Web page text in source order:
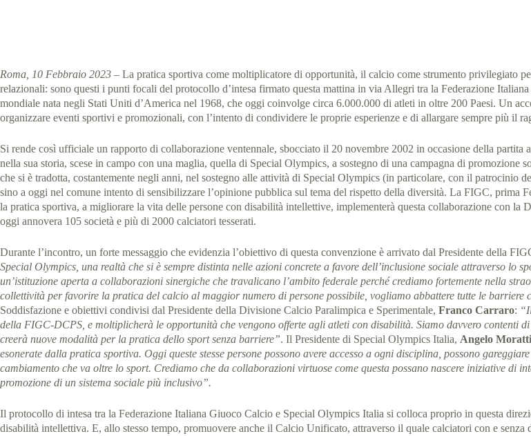
Roma, 10 Febbraio 2023 – La pratica sportiva come moltiplicatore di opportunità, il calcio come strumento privilegiato
relazionali: sono questi i punti focali del protocollo d’intesa firmato questa mattina in via Allegri tra la Federazione
mondiale nata negli Stati Uniti d’America nel 1968, che oggi coinvolge circa 6.000.000 di atleti in oltre 200 Paesi. Un
organizzare eventi sportivi e promozionali, con l’intento di condividere le proprie esperienze e di allargare sempre più il
Si rende così ufficiale un rapporto di collaborazione ventennale, sbocciato il 20 novembre 2002 in occasione della
nella sua storia, scese in campo con una maglia, quella di Special Olympics, a sostegno di una campagna di
che si è tradotta, costantemente negli anni, nel sostegno alle attività di Special Olympics (in particolare, con il patrocinio
sino a oggi nel comune intento di sensibilizzare l’opinione pubblica sul tema del rispetto della diversità. La FIGC, prima
la pratica sportiva, a migliorare la vita delle persone con disabilità intellettive, implementerà questa collaborazione con
oggi annovera 105 società e più di 2000 calciatori tesserati.
Durante l’incontro, un forte messaggio che evidenzia l’obiettivo di questa convenzione è arrivato dal Presidente della
Special Olympics, una realtà che si è sempre distinta nelle azioni concrete a favore dell’inclusione sociale attraverso lo
un’istituzione aperta a collaborazioni sinergiche che travalicano l’ambito federale perché crediamo fortemente nella
collettività per favorire la pratica del calcio al maggior numero di persone possibile, vogliamo abbattere tutte le barriere
Soddisfazione e obiettivi condivisi dal Presidente della Divisione Calcio Paralimpica e Sperimentale, Franco Carraro:
della FIGC-DCPS, e moltiplicherà le opportunità che vengono offerte agli atleti con disabilità. Siamo davvero contenti
creerà nuove modalità per la pratica dello sport senza barriere”. Il Presidente di Special Olympics Italia, Angelo Moratti
esonerate dalla pratica sportiva. Oggi queste stesse persone possono avere accesso a ogni disciplina, possono
cambiamento che va oltre lo sport. Crediamo che da collaborazioni virtuose come questa possano nascere iniziative di
promozione di un sistema sociale più inclusivo”.
Il protocollo di intesa tra la Federazione Italiana Giuoco Calcio e Special Olympics Italia si colloca proprio in questa
disabilità intellettiva. E, allo stesso tempo, promuovere anche il Calcio Unificato, attraverso il quale calciatori con e